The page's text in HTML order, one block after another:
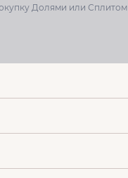
Долями или Сплитом